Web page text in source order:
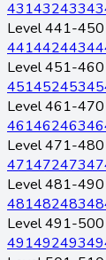
431432433
Level 441-450
441442443
Level 451-460
451452453
Level 461-470
461462463
Level 471-480
471472473
Level 481-490
481482483
Level 491-500
491492493